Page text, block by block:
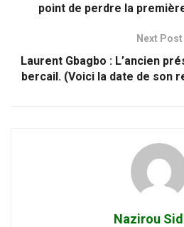
point de perdre la
Next Post
Laurent Gbagbo : L’ancien
bercail. (Voici la date de son
Nazirou